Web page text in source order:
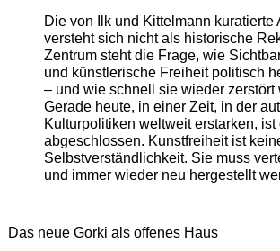
Die von Ilk und Kittelmann kuratierte
versteht sich nicht als historische
Zentrum steht die Frage, wie
und künstlerische Freiheit politisch
– und wie schnell sie wieder zerstört
Gerade heute, in einer Zeit, in der
Kulturpolitiken weltweit erstarken,
abgeschlossen. Kunstfreiheit ist
Selbstverständlichkeit. Sie muss
und immer wieder neu hergestellt
Das neue Gorki als offenes Haus